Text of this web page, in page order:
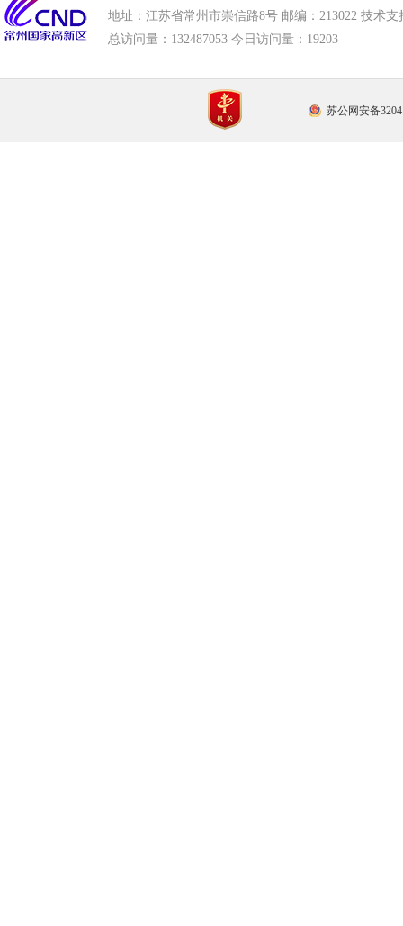
地址：江苏省常州市崇信路8号 邮编：213022 技术支
总访问量： 132487053 今日访问量： 19203
苏公网安备